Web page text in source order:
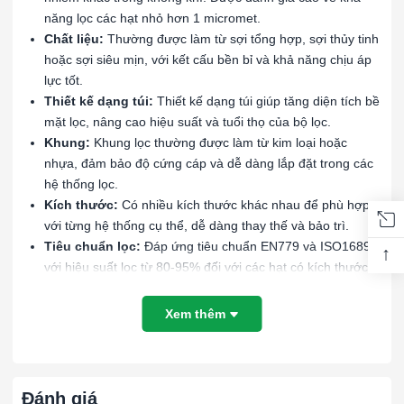
năng lọc các hạt nhỏ hơn 1 micromet.
Chất liệu: Thường được làm từ sợi tổng hợp, sợi thủy tinh
hoặc sợi siêu mịn, với kết cấu bền bỉ và khả năng chịu áp
lực tốt.
Thiết kế dạng túi: Thiết kế dạng túi giúp tăng diện tích bề
mặt lọc, nâng cao hiệu suất và tuổi thọ của bộ lọc.
Khung: Khung lọc thường được làm từ kim loại hoặc
nhựa, đảm bảo độ cứng cáp và dễ dàng lắp đặt trong các
hệ thống lọc.
Kích thước: Có nhiều kích thước khác nhau để phù hợp
với từng hệ thống cụ thể, dễ dàng thay thế và bảo trì.
Tiêu chuẩn lọc: Đáp ứng tiêu chuẩn EN779 và ISO16890
với hiệu suất lọc từ 80-95% đối với các hạt có kích thước
làm việc và sinh hoạt trong lành và an toàn.
Xem thêm
Đánh giá
↑